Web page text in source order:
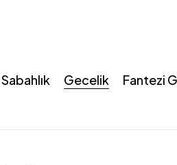
Sabahlık Gecelik
Fantezi